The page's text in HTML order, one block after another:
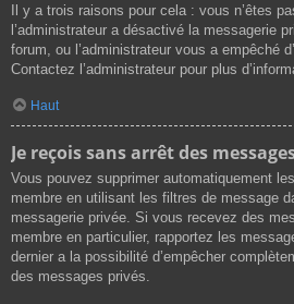
Il y a trois raisons pour cela : vous n’êtes
l’administrateur a désactivé la messagerie
forum, ou l’administrateur vous a empêché
Contactez l’administrateur pour plus
Haut
Je reçois sans arrêt des
Vous pouvez supprimer automatiquement
membre en utilisant les filtres de message
messagerie privée. Si vous recevez des
membre en particulier, rapportez les
dernier a la possibilité d’empêcher
des messages privés.